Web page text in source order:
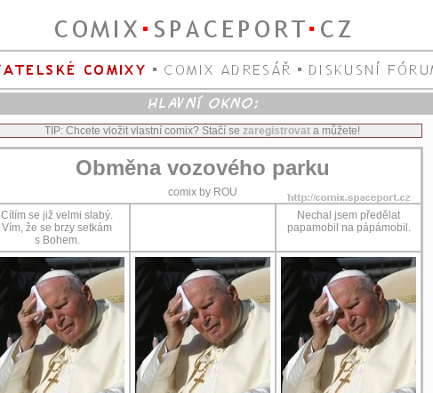
TIP: Chcete vložit vlastní comix? Stačí se zaregistrovata můžete!
Obměna vozového parku
comix by ROU
Cítím se již velmi slabý.
Vím, že se brzy setkám
s Bohem.
Nechal jsem předělat
papamobil na pápámobil.